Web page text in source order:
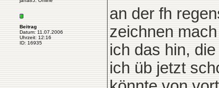
Beitrag
Datum: 11.07.2006
Uhrzeit: 12:16
ID: 16935
an der fh
zeichnen
ich das hin,
ich üb jetzt